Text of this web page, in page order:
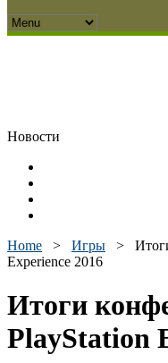
Новости
Home > Игры >
Experience 2016
Итоги
PlayStation